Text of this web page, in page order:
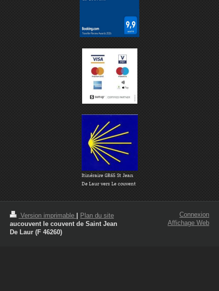
Itinéraire GR65 St Jean
De Laur vers Le couvent
Version imprimable
Plan du site
aucouvent le couvent de Saint Jean
De Laur (F 46260)
Connexion
Affichage Web